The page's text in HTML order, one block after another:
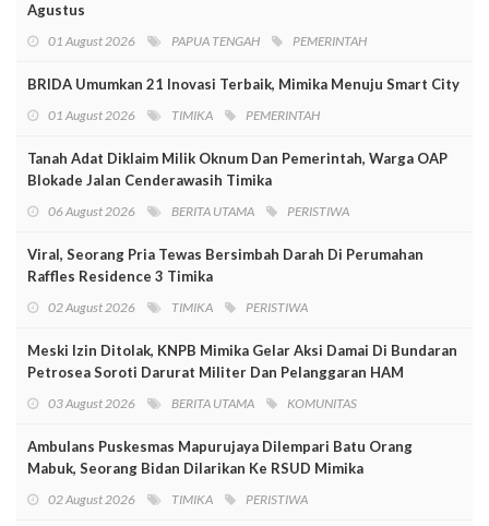
Agustus
01 August 2026 PAPUA TENGAH PEMERINTAH
BRIDA Umumkan 21 Inovasi Terbaik, Mimika Menuju Smart City
01 August 2026 TIMIKA PEMERINTAH
Tanah Adat Diklaim Milik Oknum Dan Pemerintah, Warga OAP
Blokade Jalan Cenderawasih Timika
06 August 2026 BERITA UTAMA PERISTIWA
Viral, Seorang Pria Tewas Bersimbah Darah Di Perumahan
Raffles Residence 3 Timika
02 August 2026 TIMIKA PERISTIWA
Meski Izin Ditolak, KNPB Mimika Gelar Aksi Damai Di Bundaran
Petrosea Soroti Darurat Militer Dan Pelanggaran HAM
03 August 2026 BERITA UTAMA KOMUNITAS
Ambulans Puskesmas Mapurujaya Dilempari Batu Orang
Mabuk, Seorang Bidan Dilarikan Ke RSUD Mimika
02 August 2026 TIMIKA PERISTIWA